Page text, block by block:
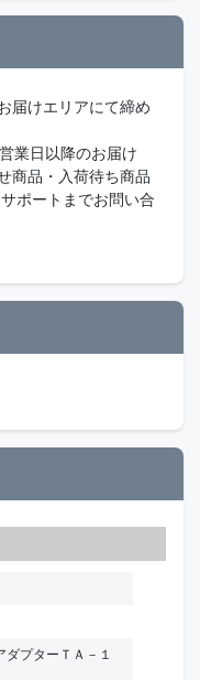
届けエリアにて締め
業日以降のお届け
商品・入荷待ち商品
ポートまでお問い合
ダプターＴＡ－１